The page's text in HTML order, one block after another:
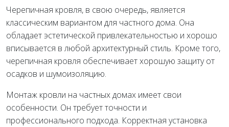
Черепичная кровля, в свою очередь, является
классическим вариантом для частного дома. Она
обладает эстетической привлекательностью и хорошо
вписывается в любой архитектурный стиль. Кроме того,
черепичная кровля обеспечивает хорошую защиту от
осадков и шумоизоляцию.
Монтаж кровли на частных домах имеет свои
особенности. Он требует точности и
профессионального подхода. Корректная установка